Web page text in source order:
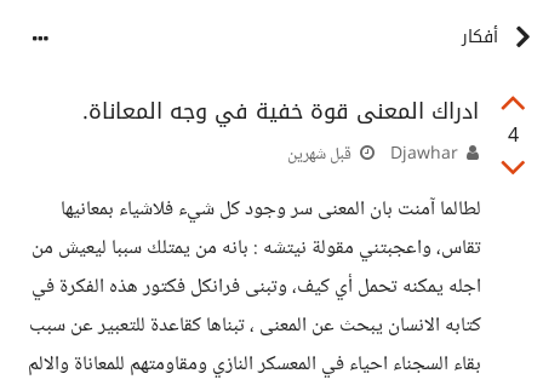
أفكار
4
ادراك المعنى قوة خفية في وجه المعاناة.
قبل شهرين
لطالما آمنت بان المعنى سر وجود كل شيء فلاشياء بمعانيها
تقاس، واعجبتني مقولة نيتشه : بانه من يمتلك سببا ليعيش من
اجله يمكنه تحمل أي كيف، وتبنى فرانكل فكتور هذه الفكرة في
كتابه الانسان يبحث عن المعنى ، تبناها كقاعدة للتعبير عن سبب
بقاء السجناء احياء في المعسكر النازي ومقاومتهم للمعاناة والالم